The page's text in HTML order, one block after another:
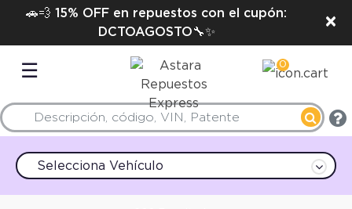
🚗💨 15% OFF en repuestos con el cupón:
DCTOAGOSTO🔧✨
×
☰ 0
Selecciona Vehículo